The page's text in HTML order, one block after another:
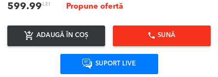
599.99 LEI Propune ofertă
ADAUGĂ ÎN COȘ SUNĂ
SUPORT LIVE